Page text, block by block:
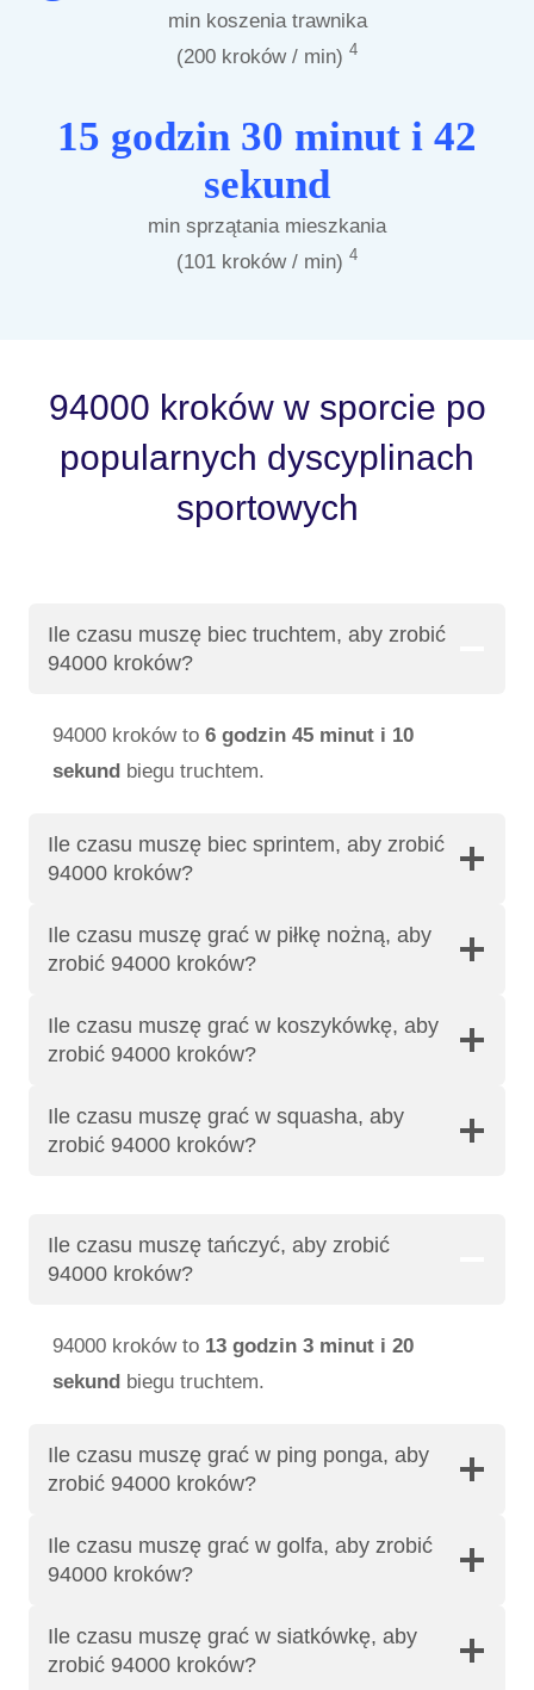
min koszenia trawnika
(200 kroków / min) 4
15 godzin 30 minut i 42
sekund
min sprzątania mieszkania
(101 kroków / min) 4
94000 kroków w sporcie po
popularnych dyscyplinach
sportowych
Ile czasu muszę biec truchtem, aby zrobić
94000 kroków?
94000 kroków to 6 godzin 45 minut i 10
sekund biegu truchtem.
Ile czasu muszę biec sprintem, aby zrobić
94000 kroków?
Ile czasu muszę grać w piłkę nożną, aby
zrobić 94000 kroków?
Ile czasu muszę grać w koszykówkę, aby
zrobić 94000 kroków?
Ile czasu muszę grać w squasha, aby
zrobić 94000 kroków?
Ile czasu muszę tańczyć, aby zrobić
94000 kroków?
94000 kroków to 13 godzin 3 minut i 20
sekund biegu truchtem.
Ile czasu muszę grać w ping ponga, aby
zrobić 94000 kroków?
Ile czasu muszę grać w golfa, aby zrobić
94000 kroków?
Ile czasu muszę grać w siatkówkę, aby
zrobić 94000 kroków?